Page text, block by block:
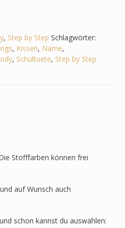
, Step by Step Schlagwörter:
, Kissen, Name,
, Schultuete, Step by Step
Stofffarben können frei
auf Wunsch auch
schon kannst du auswählen: